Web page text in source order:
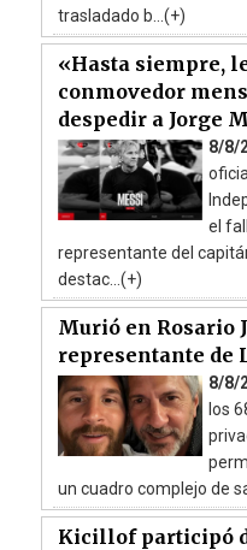
trasladado b...(+)
«Hasta siempre,
conmovedor
despedir a Jorge
8/8/
el
representante del
destac...(+)
Murió en Rosario
representante de
8/8/
los
un cuadro complejo de
Kicillof participó